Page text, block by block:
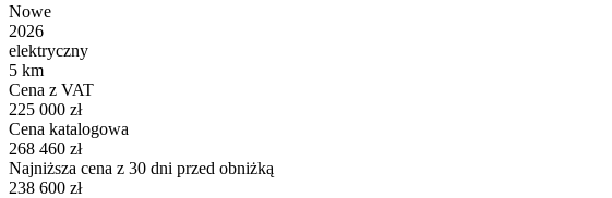
Nowe
2026
elektryczny
5 km
Cena z VAT
225 000 zł
Cena katalogowa
268 460 zł
Najniższa cena z 30 dni przed obniżką
238 600 zł